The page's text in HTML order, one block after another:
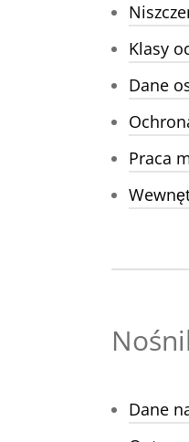
Klasy
Dane
Praca
Dane